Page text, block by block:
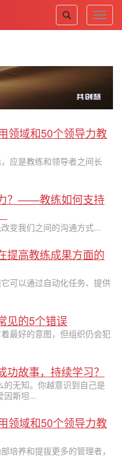
领域和50个领导力教
应是教练和领导者之间长
？——教练如何支持
变我们之间的沟通方式...
提高教练成果方面的
可以通过自动化任务、提供
见的5个错误
最好的意图，但组织仍会犯
故事，持续学习？
的无知。你越意识到自己是
因斯坦...
领域和50个领导力教
培养和提拔更多的管理者，